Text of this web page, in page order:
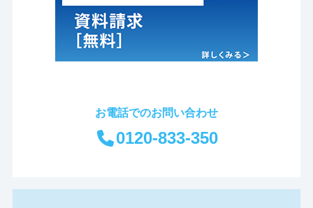
お電話でのお問い合わせ
0120-833-350